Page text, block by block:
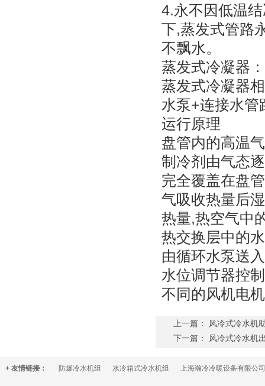
4.永不因低温
下,蒸发式管路
不飘水。
蒸发式冷凝器
蒸发式冷凝器
水泵+连接水管
运行原理
盘管内的高温
制冷剂由气态
完全覆盖在盘
气吸收热量后
热量,热空气中
热交换层中的
由循环水泵送
水位调节器控
不同的风机电
上一篇：
风冷式冷水机
下一篇：
风冷式冷水机
+ 友情链接： 防爆冷水机组 水冷箱式冷水机组 上海瀚冷冷暖设备有限公司